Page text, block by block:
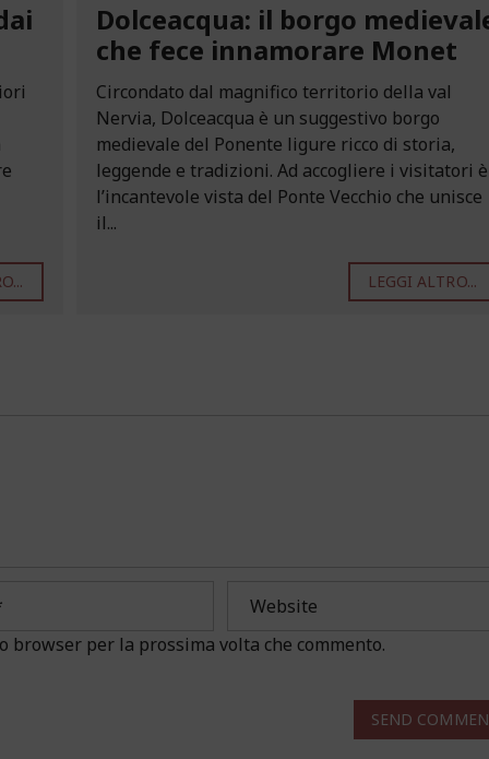
Dolceacqua: il borgo
che fece innamorare Monet
Circondato dal magnifico territorio della val
Nervia, Dolceacqua è un suggestivo borgo
medievale del Ponente ligure ricco di storia,
leggende e tradizioni. Ad accogliere i visitatori è
l’incantevole vista del Ponte Vecchio che unisce
il...
LEGGI ALTRO...
browser per la prossima volta che commento.
SEND